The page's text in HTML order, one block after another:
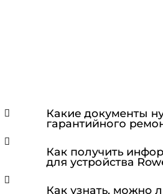
Какие документы
гарантийного
Как получить
для устройства
Как узнать, можно